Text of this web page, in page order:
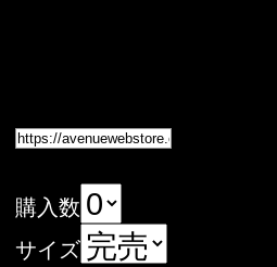
購入数
サイズ